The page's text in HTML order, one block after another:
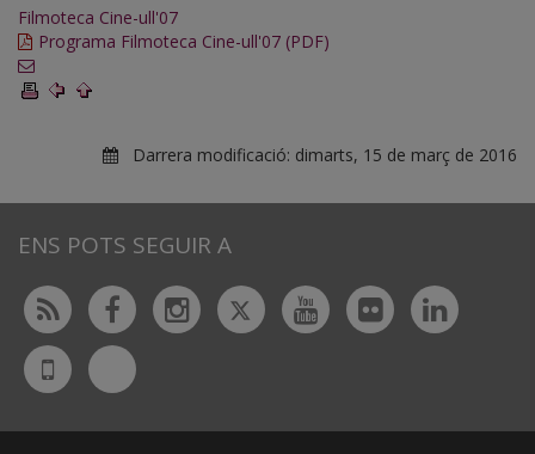
Filmoteca Cine-ull'07
Programa Filmoteca Cine-ull'07 (PDF)
Darrera modificació: dimarts, 15 de març de 2016
ENS POTS SEGUIR A
Rss FacebookInstagram
TwitterYoutubeFlickr
UdL
App
Bluesky